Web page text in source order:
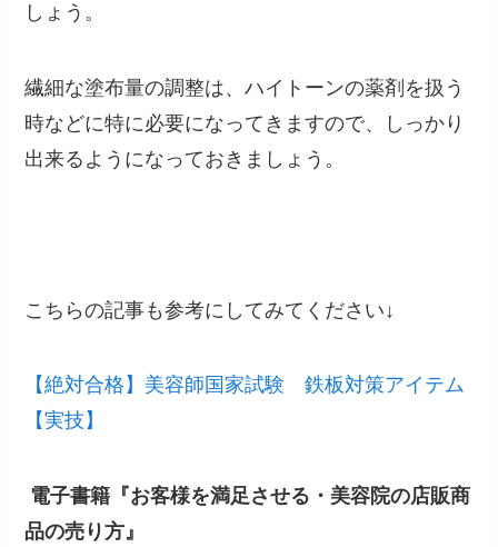
しょう。
繊細な塗布量の調整は、ハイトーンの薬剤を扱う
時などに特に必要になってきますので、しっかり
出来るようになっておきましょう。
こちらの記事も参考にしてみてください↓
【絶対合格】美容師国家試験 鉄板対策アイテム
【実技】
電子書籍『お客様を満足させる・美容院の店販商
品の売り方』